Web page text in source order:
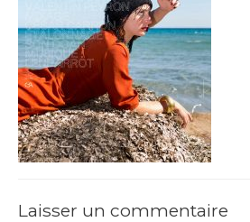
Laisser un commentaire